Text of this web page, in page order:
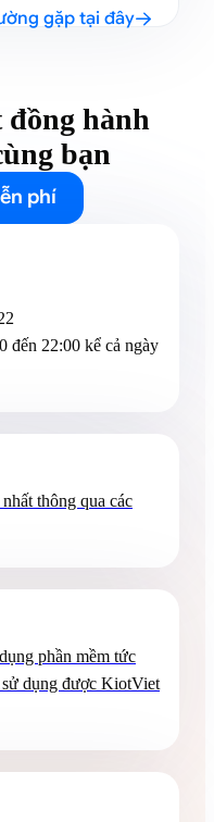
cảnh báo để
hoa hồng
gặp tại đây
hành
bạn
phí
đến 22:00 kể cả ngày
thông qua các
phần mềm tức
dụng được KiotViet